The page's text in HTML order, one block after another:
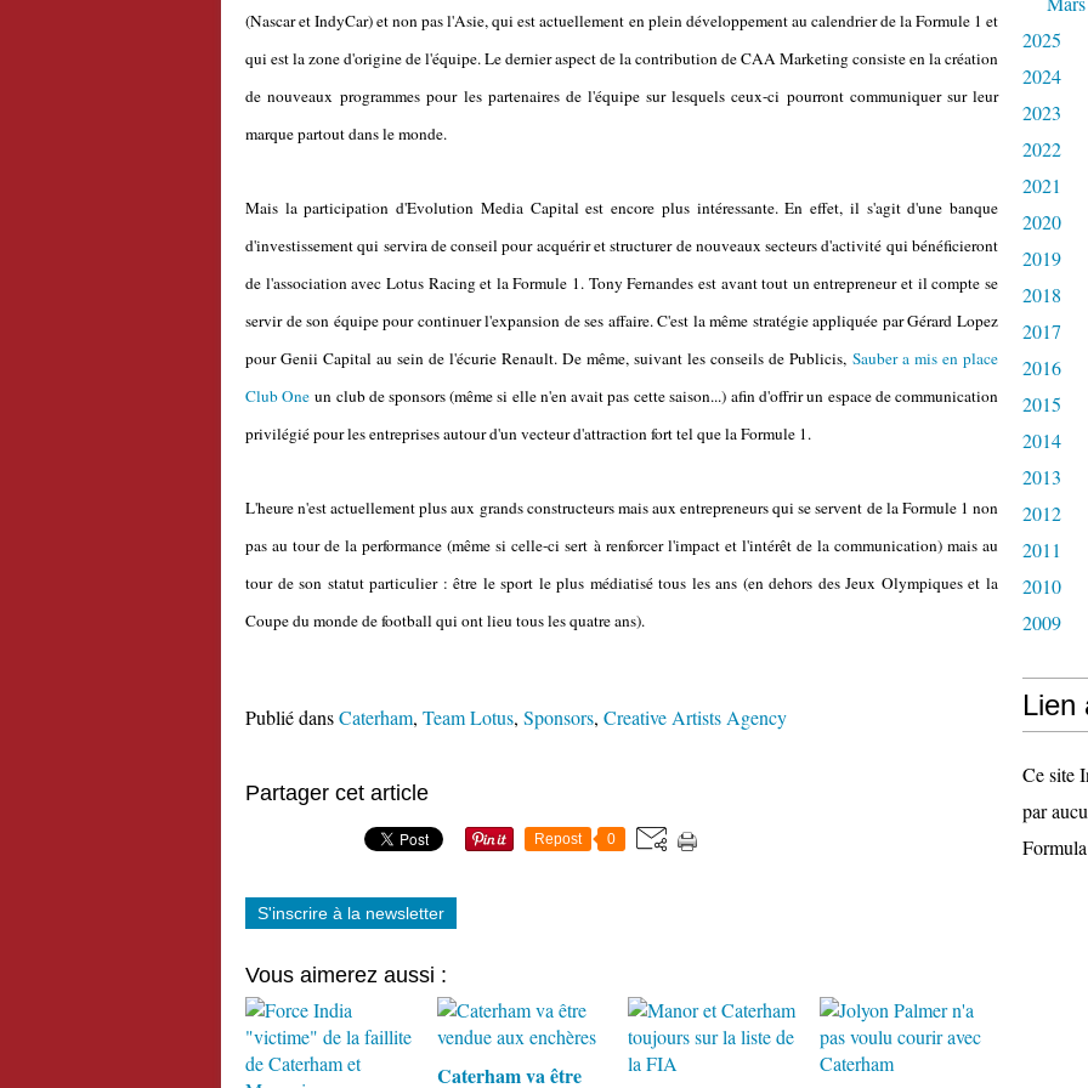
(Nascar et IndyCar) et non pas l'Asie, qui est actuellement en plein développement au calendrier de la Formule 1 et
qui est la zone d'origine de l'équipe. Le dernier aspect de la contribution de CAA Marketing consiste en la création
de nouveaux programmes pour les partenaires de l'équipe sur lesquels ceux-ci pourront communiquer sur leur
marque partout dans le monde.
Mais la participation d'Evolution Media Capital est encore plus intéressante. En effet, il s'agit d'une banque
d'investissement qui servira de conseil pour acquérir et structurer de nouveaux secteurs d'activité qui bénéficieront
de l'association avec Lotus Racing et la Formule 1. Tony Fernandes est avant tout un entrepreneur et il compte se
servir de son équipe pour continuer l'expansion de ses affaire. C'est la même stratégie appliquée par Gérard Lopez
pour Genii Capital au sein de l'écurie Renault. De même, suivant les conseils de Publicis, Sauber a mis en place
Club One un club de sponsors (même si elle n'en avait pas cette saison...) afin d'offrir un espace de communication
privilégié pour les entreprises autour d'un vecteur d'attraction fort tel que la Formule 1.
L'heure n'est actuellement plus aux grands constructeurs mais aux entrepreneurs qui se servent de la Formule 1 non
pas au tour de la performance (même si celle-ci sert à renforcer l'impact et l'intérêt de la communication) mais au
tour de son statut particulier : être le sport le plus médiatisé tous les ans (en dehors des Jeux Olympiques et la
Coupe du monde de football qui ont lieu tous les quatre ans).
Publié dansCaterham, Team Lotus, Sponsors, Creative Artists Agency
Partager cet article
Repost 0
S'inscrire à la newsletter
Vous aimerez aussi :
Caterham va être
2025
2024
2023
2022
2021
2020
2019
2018
2017
2016
2015
2014
2013
2012
2011
2010
2009
Lien
Ce site
par